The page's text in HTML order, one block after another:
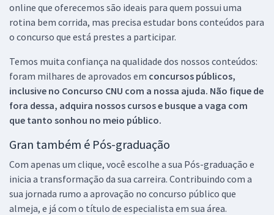
online que oferecemos são ideais para quem possui uma
rotina bem corrida, mas precisa estudar bons conteúdos para
o concurso que está prestes a participar.
Temos muita confiança na qualidade dos nossos conteúdos:
foram milhares de aprovados em concursos públicos,
inclusive no Concurso CNU com a nossa ajuda. Não fique de
fora dessa, adquira nossos cursos e busque a vaga com
que tanto sonhou no meio público.
Gran também é Pós-graduação
Com apenas um clique, você escolhe a sua Pós-graduação e
inicia a transformação da sua carreira. Contribuindo com a
sua jornada rumo a aprovação no concurso público que
almeja, e já com o título de especialista em sua área.